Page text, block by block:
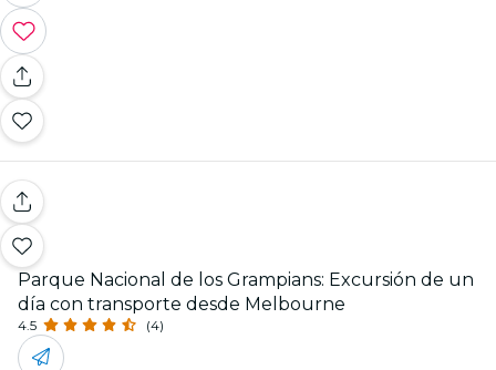
Parque Nacional de los Grampians: Excursión de un
día con transporte desde Melbourne
4.5 (4)